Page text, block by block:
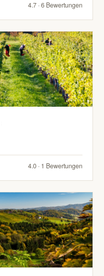
4.7 · 6 Bewertungen
4.0 · 1 Bewertungen